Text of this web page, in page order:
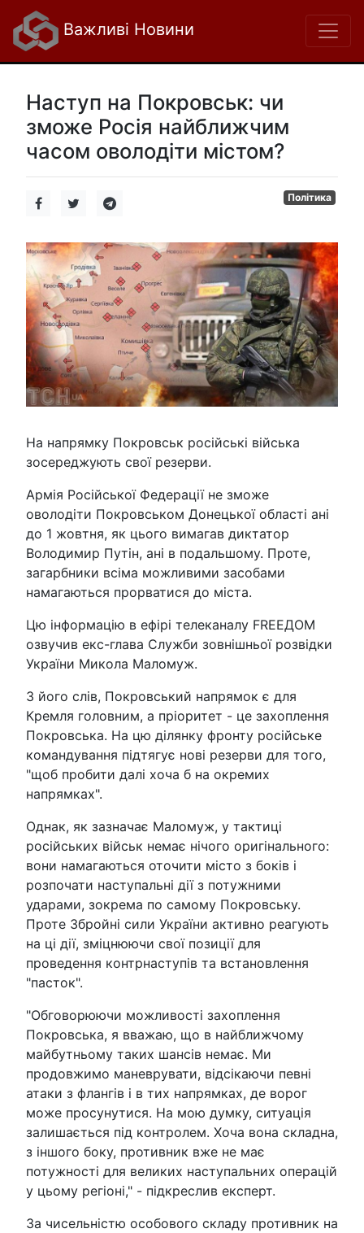
Важливі Новини
Наступ на Покровськ: чи
зможе Росія найближчим
часом оволодіти містом?
Політика
На напрямку Покровськ російські війська
зосереджують свої резерви.
Армія Російської Федерації не зможе
оволодіти Покровськом Донецької області ані
до 1 жовтня, як цього вимагав диктатор
Володимир Путін, ані в подальшому. Проте,
загарбники всіма можливими засобами
намагаються прорватися до міста.
Цю інформацію в ефірі телеканалу FREEДОМ
озвучив екс-глава Служби зовнішньої розвідки
України Микола Маломуж.
З його слів, Покровський напрямок є для
Кремля головним, а пріоритет - це захоплення
Покровська. На цю ділянку фронту російське
командування підтягує нові резерви для того,
"щоб пробити далі хоча б на окремих
напрямках".
Однак, як зазначає Маломуж, у тактиці
російських військ немає нічого оригінального:
вони намагаються оточити місто з боків і
розпочати наступальні дії з потужними
ударами, зокрема по самому Покровську.
Проте Збройні сили України активно реагують
на ці дії, зміцнюючи свої позиції для
проведення контрнаступів та встановлення
"пасток".
"Обговорюючи можливості захоплення
Покровська, я вважаю, що в найближчому
майбутньому таких шансів немає. Ми
продовжимо маневрувати, відсікаючи певні
атаки з флангів і в тих напрямках, де ворог
може просунутися. На мою думку, ситуація
залишається під контролем. Хоча вона складна,
з іншого боку, противник вже не має
потужності для великих наступальних операцій
у цьому регіоні," - підкреслив експерт.
За чисельністю особового складу противник на